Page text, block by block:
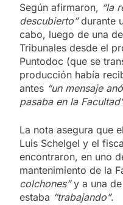
Según afirmaron, “la
descubierto”durante
cabo, luego de una
Tribunales desde el
Puntodoc (que se
producción había
antes “un mensaje
pasaba en la
La nota asegura que
Luis Schelgel y el
encontraron, en uno
mantenimiento de la
colchones”y a una de
estaba “trabajando”.